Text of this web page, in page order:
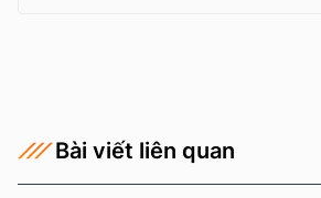
Bài viết liên quan